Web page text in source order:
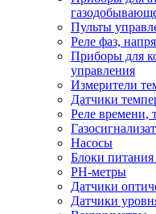
Пульты
Реле фаз,
Приборы для
управления
Измерители
Датчики
Реле времени,
Насосы
Блоки питания
PH-метры
Датчики
Датчики